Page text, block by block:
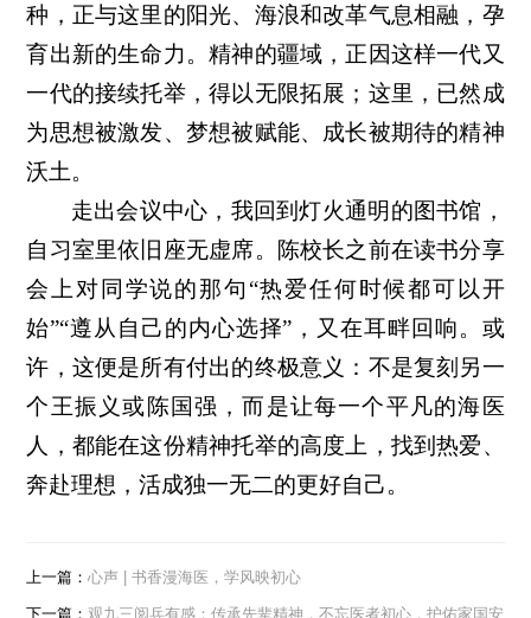
种，正与这里的阳光、海浪和改革气息相融，孕
育出新的生命力。精神的疆域，正因这样一代又
一代的接续托举，得以无限拓展；这里，已然成
为思想被激发、梦想被赋能、成长被期待的精神
沃土。
走出会议中心，我回到灯火通明的图书馆，
自习室里依旧座无虚席。陈校长之前在读书分享
会上对同学说的那句“热爱任何时候都可以开
始”“遵从自己的内心选择”，又在耳畔回响。或
许，这便是所有付出的终极意义：不是复刻另一
个王振义或陈国强，而是让每一个平凡的海医
人，都能在这份精神托举的高度上，找到热爱、
奔赴理想，活成独一无二的更好自己。
上一篇：心声 | 书香漫海医，学风映初心
下一篇： 观九三阅兵有感：传承先辈精神，不忘医者初心，护佑家国安